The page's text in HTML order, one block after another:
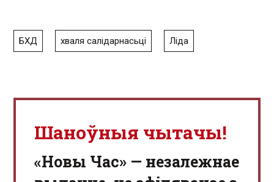
БХД хваля салідарнасьці Ліда
Шаноўныя чытачы!
«Новы Час» — незалежнае